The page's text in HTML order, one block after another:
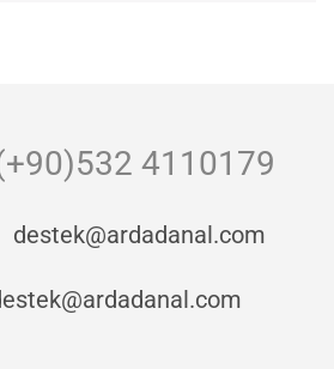
4110179
destek@ardadanal.com